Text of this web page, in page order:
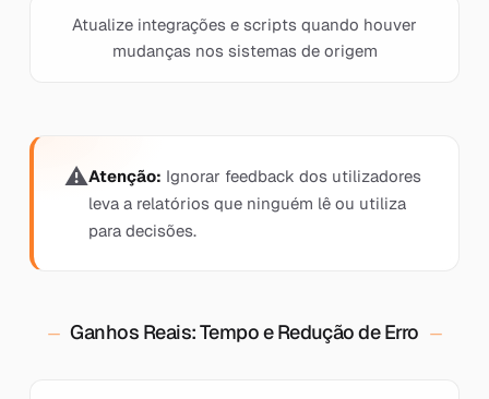
Atualize integrações e scripts quando houver
mudanças nos sistemas de origem
Atenção: Ignorar feedback dos utilizadores
leva a relatórios que ninguém lê ou utiliza
para decisões.
Ganhos Reais: Tempo e Redução de Erro